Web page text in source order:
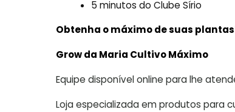
5 minutos do Clube Sírio
Obtenha o máximo de suas
Grow da Maria Cultivo Máximo
Equipe disponível online para lhe
Loja especializada em produtos para